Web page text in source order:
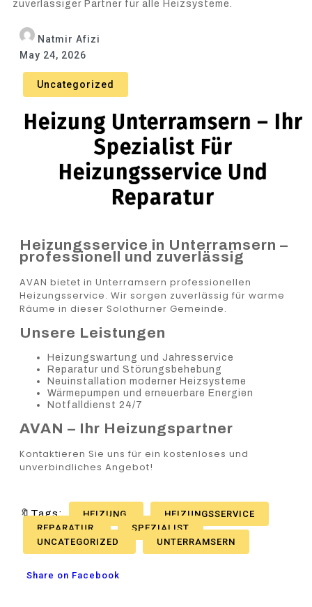
zuverlässiger Partner für alle Heizsysteme.
Natmir Afizi
May 24, 2026
Uncategorized
Heizung Unterramsern – Ihr
Spezialist Für
Heizungsservice Und
Reparatur
Heizungsservice in Unterramsern –
professionell und zuverlässig
AVAN bietet in Unterramsern professionellen
Heizungsservice. Wir sorgen zuverlässig für warme
Räume in dieser Solothurner Gemeinde.
Unsere Leistungen
Heizungswartung und Jahresservice
Reparatur und Störungsbehebung
Neuinstallation moderner Heizsysteme
Wärmepumpen und erneuerbare Energien
Notfalldienst 24/7
AVAN – Ihr Heizungspartner
Kontaktieren Sie uns für ein kostenloses und
unverbindliches Angebot!
🔖Tags: HEIZUNG
HEIZUNGSSERVICE
REPARATUR
SPEZIALIST
UNCATEGORIZED
UNTERRAMSERN
Share on Facebook